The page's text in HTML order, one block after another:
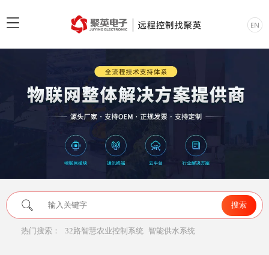
热门搜索： 32路智慧农业控制系统 智能供水系统